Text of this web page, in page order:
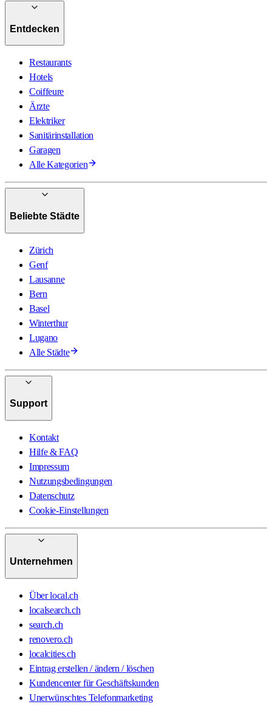
Entdecken
Restaurants
Hotels
Coiffeure
Ärzte
Elektriker
Sanitärinstallation
Garagen
Alle Kategorien
Beliebte Städte
Zürich
Genf
Lausanne
Bern
Basel
Winterthur
Lugano
Alle Städte
Support
Kontakt
Hilfe & FAQ
Impressum
Nutzungsbedingungen
Datenschutz
Cookie-Einstellungen
Unternehmen
Über local.ch
localsearch.ch
search.ch
renovero.ch
localcities.ch
Eintrag erstellen / ändern / löschen
Kundencenter für Geschäftskunden
Unerwünschtes Telefonmarketing